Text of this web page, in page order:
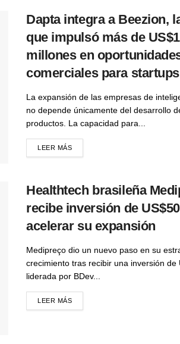
Dapta integra a Beezion,
que impulsó más de
millones en
comerciales para startups
La expansión de las empresas de
no depende únicamente del desarrollo
productos. La capacidad para...
LEER MÁS
Healthtech brasileña
recibe inversión de
acelerar su expansión
Medipreço dio un nuevo paso en su
crecimiento tras recibir una inversión de
liderada por BDev...
LEER MÁS